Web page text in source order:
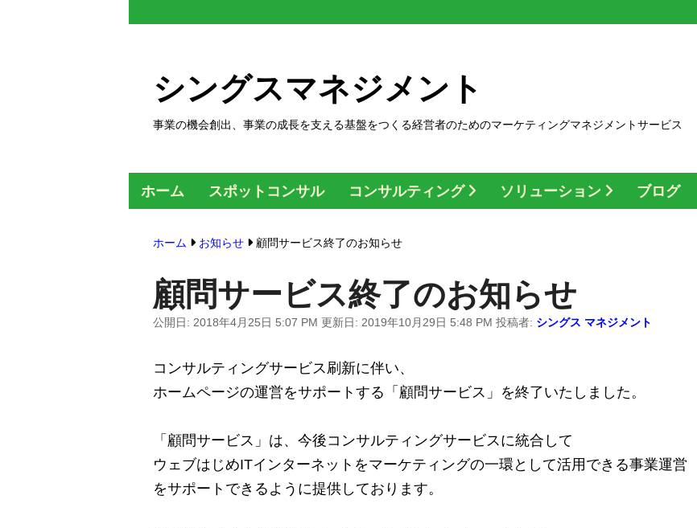
シングスマネジメント
事業の機会創出、事業の成長を支える基盤をつくる経営者のためのマーケティングマネジメントサービス
ホーム スポットコンサル コンサルティング ソリューション ブログ
ホーム お知らせ 顧問サービス終了のお知らせ
顧問サービス終了のお知らせ
公開日: 2018年4月25日 5:07 PM 更新日: 2019年10月29日 5:48 PM 投稿者: シングス マネジメント
コンサルティングサービス刷新に伴い、
ホームページの運営をサポートする「顧問サービス」を終了いたしました。
「顧問サービス」は、今後コンサルティングサービスに統合して
ウェブはじめITインターネットをマーケティングの一環として活用できる事業運営
をサポートできるように提供しております。